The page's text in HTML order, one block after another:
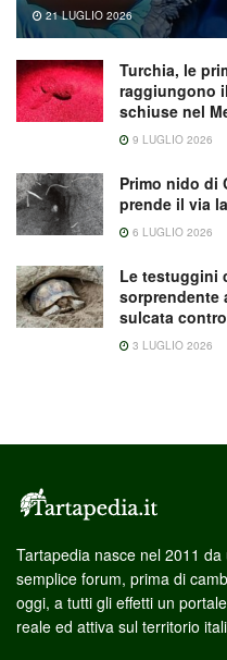
21 LUGLIO 2026
Turchia, le
raggiungono
schiuse nel
9 LUGLIO 2026
Primo nido di
prende il via
6 LUGLIO 2026
Le testuggini
sorprendente
sulcata
3 LUGLIO 2026
Tartapedia nasce nel 2011 da
semplice forum, prima di
oggi, a tutti gli effetti un
reale ed attiva sul territorio